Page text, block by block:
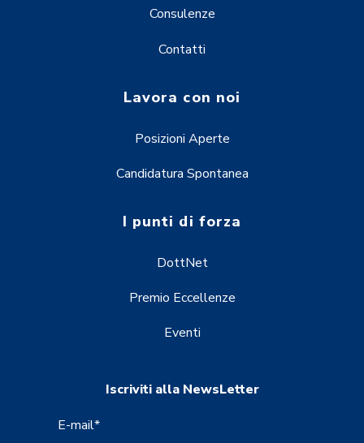
Consulenze
Contatti
Lavora con noi
Posizioni Aperte
Candidatura Spontanea
I punti di forza
DottNet
Premio Eccellenze
Eventi
Iscriviti alla NewsLetter
E-mail*